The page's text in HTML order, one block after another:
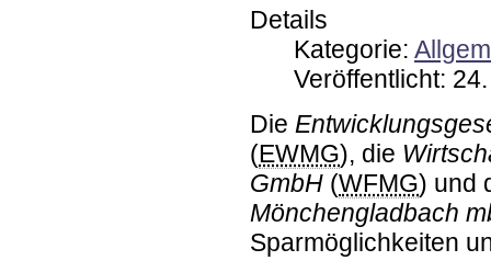
Details
Kategorie:
Veröffentlicht:
Die
(EWMG), die
GmbH (WFMG) und
Mönchengladbach
Sparmöglichkeiten